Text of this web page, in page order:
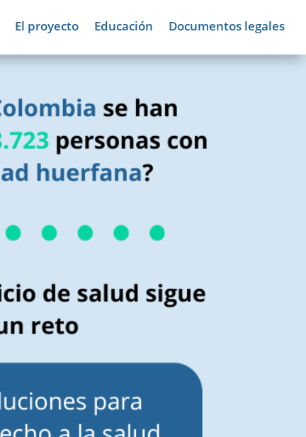
El proyecto Educación Documentos legales